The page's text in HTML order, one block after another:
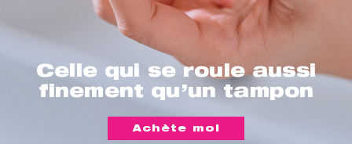
Celle qui se roule aussi
finement qu’un tampon
Achète moi